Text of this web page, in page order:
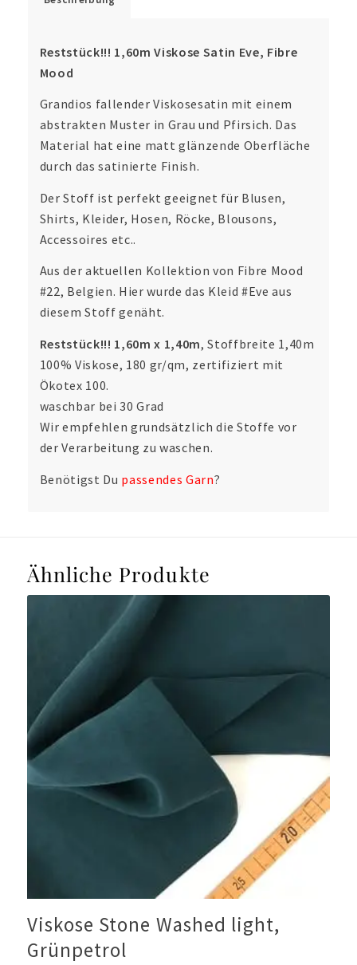
Reststück!!! 1,60m Viskose Satin Eve, Fibre
Mood
Grandios fallender Viskosesatin mit einem
abstrakten Muster in Grau und Pfirsich. Das
Material hat eine matt glänzende Oberfläche
durch das satinierte Finish.
Der Stoff ist perfekt geeignet für Blusen,
Shirts, Kleider, Hosen, Röcke, Blousons,
Accessoires etc..
Aus der aktuellen Kollektion von Fibre Mood
#22, Belgien. Hier wurde das Kleid #Eve aus
diesem Stoff genäht.
Reststück!!! 1,60m x 1,40m, Stoffbreite 1,40m
100% Viskose, 180 gr/qm, zertifiziert mit
Ökotex 100.
waschbar bei 30 Grad
Wir empfehlen grundsätzlich die Stoffe vor
der Verarbeitung zu waschen.
Benötigst Du passendes Garn?
Ähnliche Produkte
Viskose Stone Washed light,
Grünpetrol